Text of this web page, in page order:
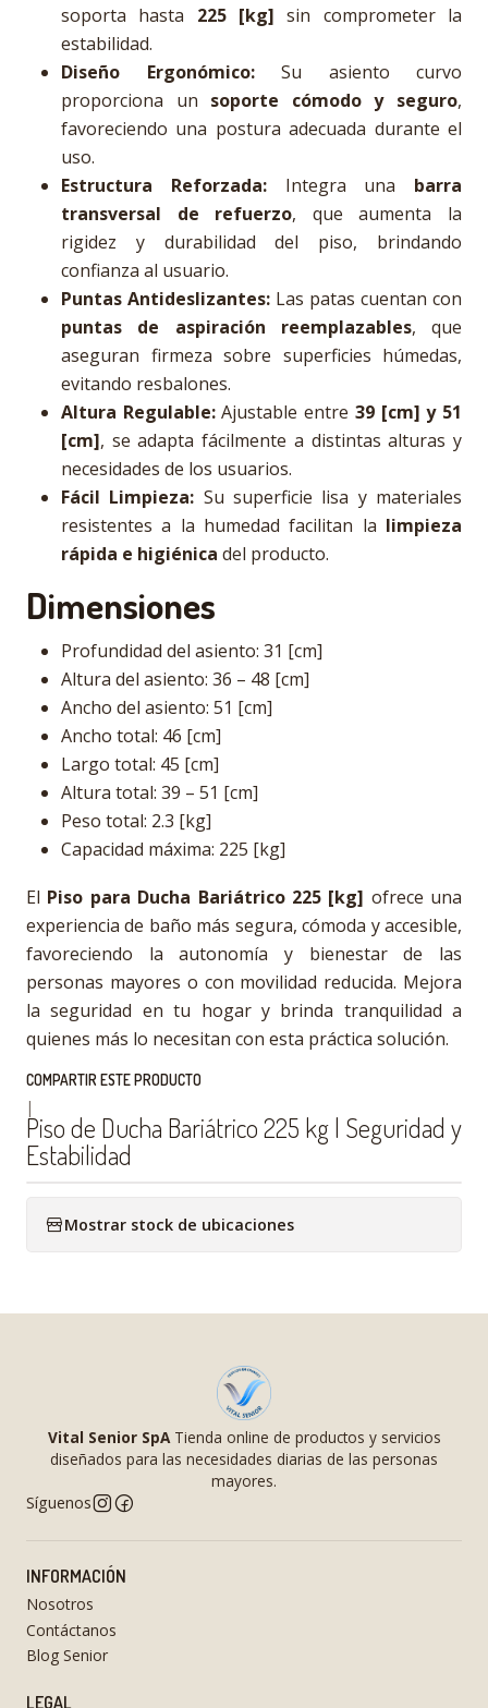
soporta hasta 225 [kg] sin comprometer la
estabilidad.
Diseño Ergonómico:Su asiento curvo
proporciona un soporte cómodo y seguro,
favoreciendo una postura adecuada durante el
uso.
Estructura Reforzada:Integra una barra
transversal de refuerzo, que aumenta la
rigidez y durabilidad del piso, brindando
confianza al usuario.
Puntas Antideslizantes: Las patas cuentan con
puntas de aspiración reemplazables, que
aseguran firmeza sobre superficies húmedas,
evitando resbalones.
Altura Regulable:Ajustable entre 39 [cm] y 51
[cm], se adapta fácilmente a distintas alturas y
necesidades de los usuarios.
Fácil Limpieza: Su superficie lisa y materiales
resistentes a la humedad facilitan la limpieza
rápida e higiénica del producto.
Dimensiones
Profundidad del asiento: 31 [cm]
Altura del asiento: 36 – 48 [cm]
Ancho del asiento: 51 [cm]
Ancho total: 46 [cm]
Largo total: 45 [cm]
Altura total: 39 – 51 [cm]
Peso total: 2.3 [kg]
Capacidad máxima: 225 [kg]
El Piso para Ducha Bariátrico 225 [kg] ofrece una
experiencia de baño más segura, cómoda y accesible,
favoreciendo la autonomía y bienestar de las
personas mayores o con movilidad reducida. Mejora
la seguridad en tu hogar y brinda tranquilidad a
quienes más lo necesitan con esta práctica solución.
COMPARTIR ESTE PRODUCTO
|
Piso de Ducha Bariátrico 225 kg | Seguridad y
Estabilidad
Mostrar stock de ubicaciones
Vital Senior SpATienda online de productos y servicios
diseñados para las necesidades diarias de las personas
mayores.
Síguenos
INFORMACIÓN
Nosotros
Contáctanos
Blog Senior
LEGAL